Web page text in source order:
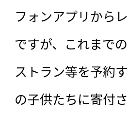
フォンアプリから
ですが、これまで
ストラン等を予約
の子供たちに寄付